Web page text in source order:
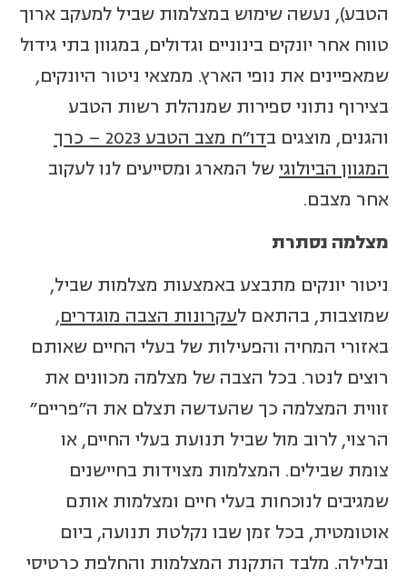
הטבע), נעשה שימוש במצלמות שביל למעקב ארוך
טווח אחר יונקים בינוניים וגדולים, במגוון בתי גידול
שמאפיינים את נופי הארץ. ממצאי ניטור היונקים,
בצירוף נתוני ספירות שמנהלת רשות הטבע
והגנים, מוצגים ב
דו"ח מצב הטבע 2023 – כרך
המגוון הביולוגישל המארג ומסייעים לנו לעקוב
אחר מצבם.
מצלמה נסתרת
ניטור יונקים מתבצע באמצעות מצלמות שביל,
שמוצבות, בהתאם לעקרונות הצבה מוגדרים,
באזורי המחיה והפעילות של בעלי החיים שאותם
רוצים לנטר. בכל הצבה של מצלמה מכוונים את
זווית המצלמה כך שהעדשה תצלם את ה"פריים"
הרצוי, לרוב מול שביל תנועת בעלי החיים, או
צומת שבילים. המצלמות מצוידות בחיישנים
שמגיבים לנוכחות בעלי חיים ומצלמות אותם
אוטומטית, בכל זמן שבו נקלטת תנועה, ביום
ובלילה. מלבד התקנת המצלמות והחלפת כרטיסי